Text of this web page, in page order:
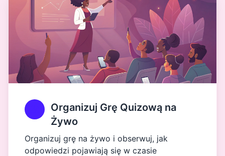
Organizuj Grę Quizową na
Żywo
Organizuj grę na żywo i obserwuj, jak
odpowiedzi pojawiają się w czasie